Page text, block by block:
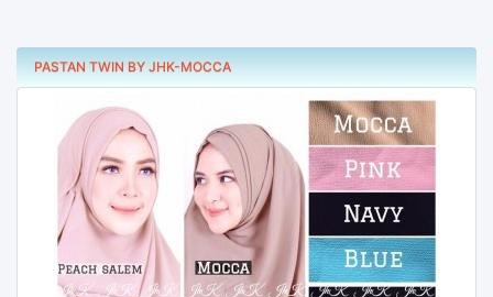
PASTAN TWIN BY JHK-MOCCA